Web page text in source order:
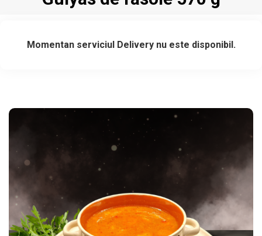
Momentan serviciul Delivery nu este disponibil.